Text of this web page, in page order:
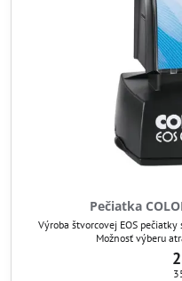
Pečiatka
Výroba štvorcovej EOS
Možnosť výberu